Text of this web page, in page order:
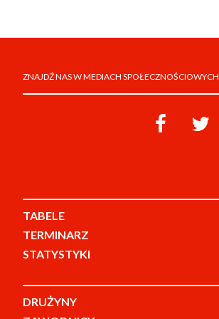
ZNAJDŹ NAS W MEDIACH SPOŁECZNOŚCIOWYCH
TABELE
TERMINARZ
STATYSTYKI
DRUŻYNY